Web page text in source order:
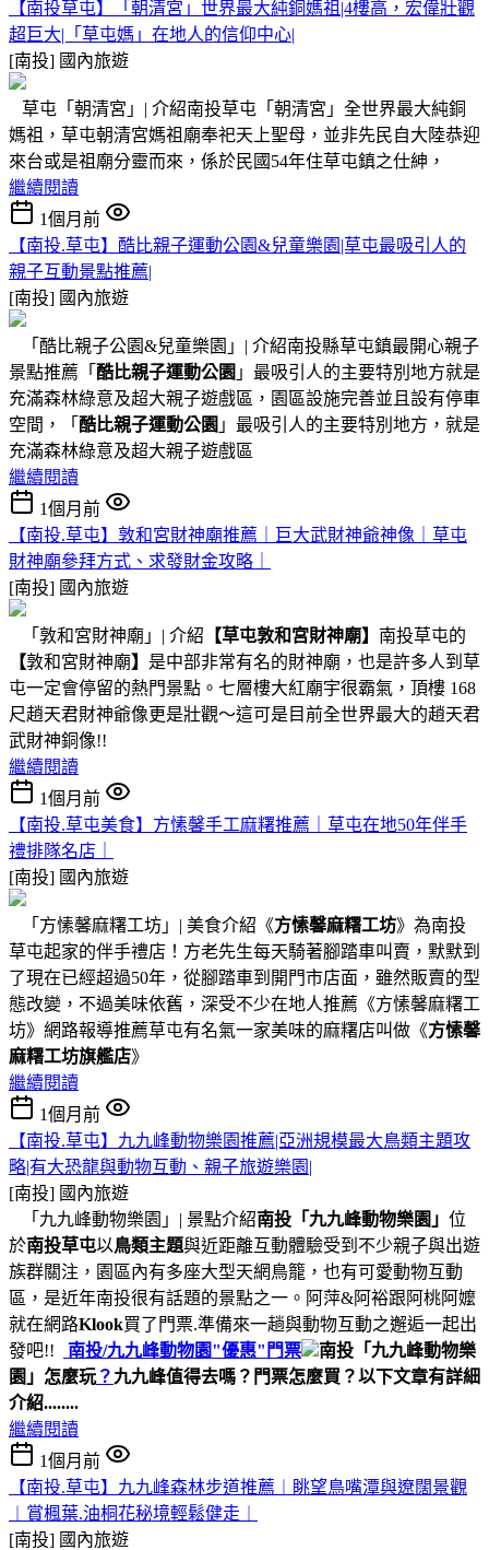
【南投草屯】「朝清宮」世界最大純銅媽祖|4樓高，宏偉壯觀
超巨大|「草屯媽」在地人的信仰中心|
[南投] 國內旅遊
草屯「朝清宮」| 介紹南投草屯「朝清宮」全世界最大純銅
媽祖，草屯朝清宮媽祖廟奉祀天上聖母，並非先民自大陸恭迎
來台或是祖廟分靈而來，係於民國54年住草屯鎮之仕紳，
繼續閱讀
1個月前
【南投.草屯】酷比親子運動公園&兒童樂園|草屯最吸引人的
親子互動景點推薦|
[南投] 國內旅遊
「酷比親子公園&兒童樂園」| 介紹南投縣草屯鎮最開心親子
景點推薦「 酷比親子運動公園 」最吸引人的主要特別地方就是
充滿森林綠意及超大親子遊戲區，園區設施完善並且設有停車
空間，「 酷比親子運動公園 」最吸引人的主要特別地方，就是
充滿森林綠意及超大親子遊戲區
繼續閱讀
1個月前
【南投.草屯】敦和宮財神廟推薦｜巨大武財神爺神像｜草屯
財神廟參拜方式、求發財金攻略｜
[南投] 國內旅遊
「敦和宮財神廟」| 介紹 【草屯敦和宮財神廟】 南投草屯的
【敦和宮財神廟】 是中部非常有名的財神廟，也是許多人到草
屯一定會停留的熱門景點。七層樓大紅廟宇很霸氣，頂樓 168
尺趙天君財神爺像更是壯觀～這可是目前全世界最大的趙天君
武財神銅像!!
繼續閱讀
1個月前
【南投.草屯美食】方愫馨手工麻糬推薦｜草屯在地50年伴手
禮排隊名店｜
[南投] 國內旅遊
「方愫馨麻糬工坊」| 美食介紹《方愫馨麻糬工坊》為南投
草屯起家的伴手禮店！方老先生每天騎著腳踏車叫賣，默默到
了現在已經超過50年，從腳踏車到開門市店面，雖然販賣的型
態改變，不過美味依舊，深受不少在地人推薦《方愫馨麻糬工
坊》網路報導推薦草屯有名氣一家美味的麻糬店叫做《方愫馨
麻糬工坊旗艦店》
繼續閱讀
1個月前
【南投.草屯】九九峰動物樂園推薦|亞洲規模最大鳥類主題攻
略|有大恐龍與動物互動、親子旅遊樂園|
[南投] 國內旅遊
「九九峰動物樂園」| 景點介紹南投「九九峰動物樂園」 位
於南投草屯以鳥類主題與近距離互動體驗受到不少親子與出遊
族群關注，園區內有多座大型天網鳥籠，也有可愛動物互動
區，是近年南投很有話題的景點之一。阿萍&阿裕跟阿桃阿嬤
就在網路Klook買了門票.準備來一趟與動物互動之邂逅一起出
發吧!!
南投/九九峰動物園"優惠"門票
南投「九九峰動物樂
園」怎麼玩？ 九九峰值得去嗎？門票怎麼買？以下文章有詳細
介紹........
繼續閱讀
1個月前
【南投.草屯】九九峰森林步道推薦︱眺望鳥嘴潭與遼闊景觀
︱賞楓葉.油桐花秘境輕鬆健走︱
[南投] 國內旅遊